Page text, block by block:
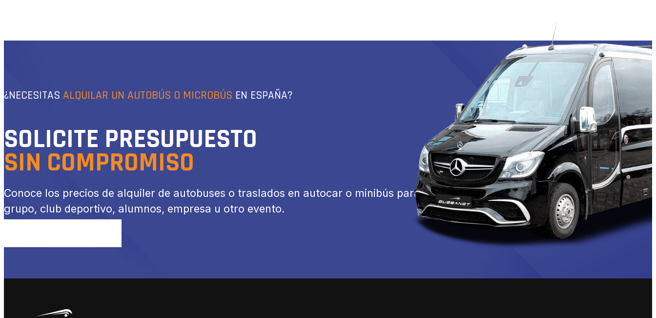
¿NECESITAS ALQUILAR UN AUTOBÚS O MICROBÚS EN ESPAÑA?
SOLICITE PRESUPUESTO
SIN COMPROMISO
Conoce los precios de alquiler de autobuses o traslados en autocar o minibús para tu
grupo, club deportivo, alumnos, empresa u otro evento.